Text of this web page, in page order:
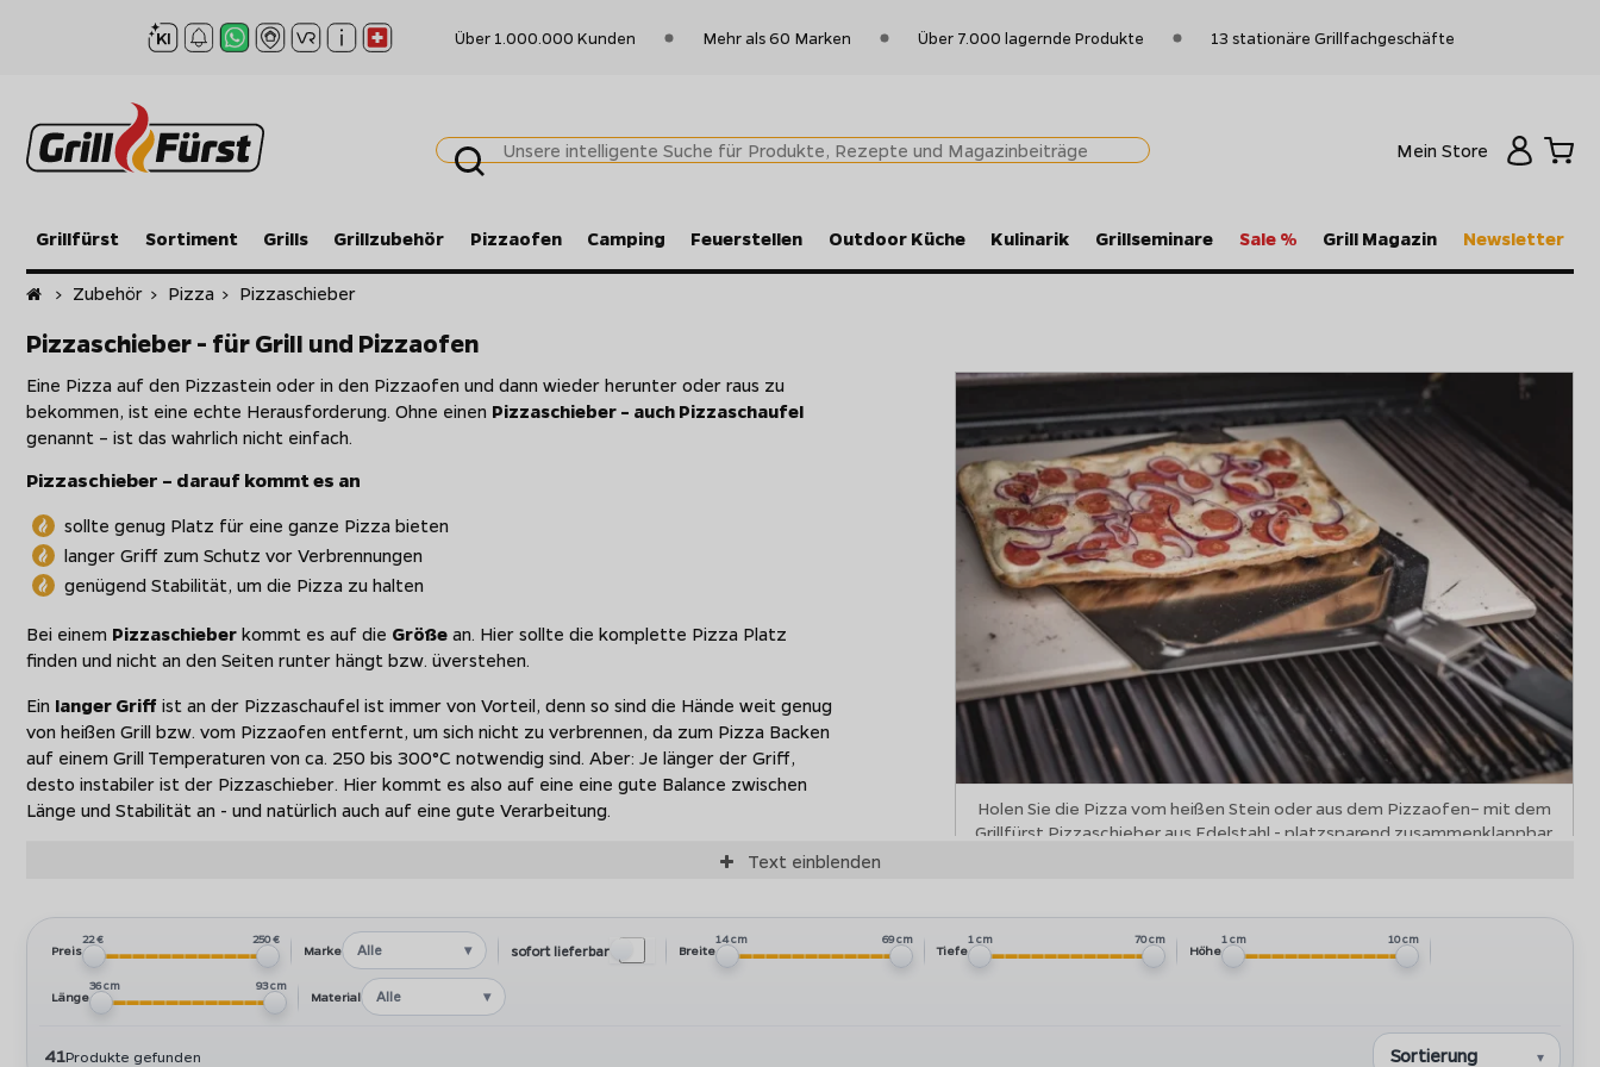
Über 1.000.000 Kunden Mehr als 60 Marken Über 7.000 lagernde Produkte 13 stationäre Grillfachgeschäfte
Mein Store
Grillfürst Sortiment Grills Grillzubehör Pizzaofen Camping Feuerstellen Outdoor Küche Kulinarik Grillseminare Sale % Grill Magazin Newsletter
Startseite
> Zubehör > Pizza > Pizzaschieber
Pizzaschieber - für Grill und Pizzaofen
Holen Sie die Pizza vom heißen Stein oder aus dem Pizzaofen– mit dem
Grillfürst Pizzaschieber aus Edelstahl - platzsparend zusammenklappbar
Eine Pizza auf den Pizzastein oder in den Pizzaofen und dann wieder herunter oder raus zu
bekommen, ist eine echte Herausforderung. Ohne einen Pizzaschieber – auch Pizzaschaufel
genannt – ist das wahrlich nicht einfach.
Pizzaschieber – darauf kommt es an
sollte genug Platz für eine ganze Pizza bieten
langer Griff zum Schutz vor Verbrennungen
genügend Stabilität, um die Pizza zu halten
Bei einem Pizzaschieber kommt es auf die Größe an. Hier sollte die komplette Pizza Platz
finden und nicht an den Seiten runter hängt bzw. üverstehen.
Ein langer Griff ist an der Pizzaschaufel ist immer von Vorteil, denn so sind die Hände weit genug
von heißen Grill bzw. vom Pizzaofen entfernt, um sich nicht zu verbrennen, da zum Pizza Backen
auf einem Grill Temperaturen von ca. 250 bis 300°C notwendig sind. Aber: Je länger der Griff,
desto instabiler ist der Pizzaschieber. Hier kommt es also auf eine eine gute Balance zwischen
Länge und Stabilität an - und natürlich auch auf eine gute Verarbeitung.
die Pizza in den Ofen und wieder heraus befördert. Da kommt echt italienisches Feeling auf.
Die Modelle aus Holz sind sehr stabil und meist aus einem Stück gefertigt, sodass es keine
Sollbruchstellen gibt. Da diese Modelle dicker sind als die Pizzaschaufeln aus Edelstahl, besitzen
sie vorne abgeflachte Kanten, damit sich die Pizza leicht auf und von dem Holz schieben lässt.
Text einblenden
Preis
22 € 250 €
Marke Alle sofort lieferbar Breite
14 cm 69 cm
Tiefe
1 cm 70 cm
Höhe
1 cm 10 cm
Länge
36 cm 93 cm
Material Alle
41Produkte gefunden